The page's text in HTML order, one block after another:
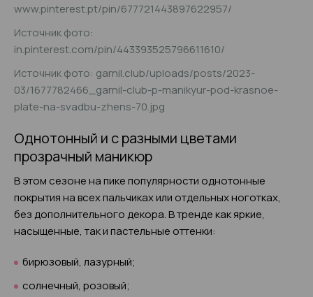
www.pinterest.pt/pin/677721443897622957/
Источник фото:
in.pinterest.com/pin/443393525796611610/
Источник фото: garnil.club/uploads/posts/2023-
03/1677782466_garnil-club-p-manikyur-pod-krasnoe-
plate-na-svadbu-zhens-70.jpg
Однотонный и с разными цветами
прозрачный маникюр
В этом сезоне на пике популярности однотонные
покрытия на всех пальчиках или отдельных ноготках,
без дополнительного декора. В тренде как яркие,
насыщенные, так и пастельные оттенки:
бирюзовый, лазурный;
солнечный, розовый;